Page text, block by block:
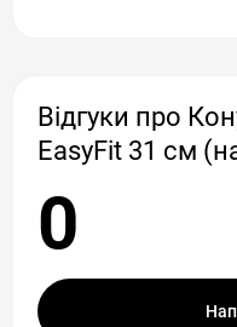
Відгуки про
EasyFit 31 см
0